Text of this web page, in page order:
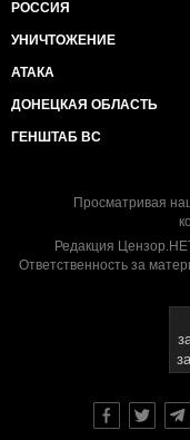
РОССИЯ
УНИЧТОЖЕНИЕ
АТАКА
ДОНЕЦКАЯ ОБЛАСТЬ
ГЕНШТАБ ВС
Просматривая
Редакция
Ответственность за